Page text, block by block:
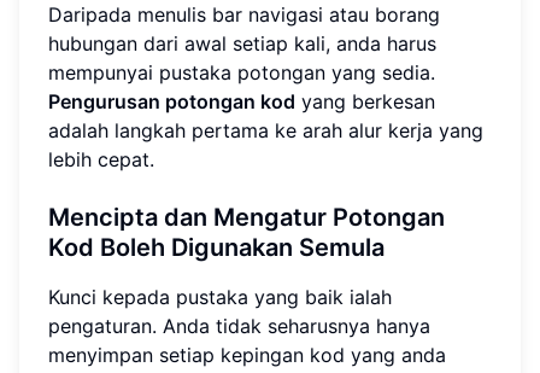
Daripada menulis bar navigasi atau borang
hubungan dari awal setiap kali, anda harus
mempunyai pustaka potongan yang sedia.
Pengurusan potongan kod yang berkesan
adalah langkah pertama ke arah alur kerja yang
lebih cepat.
Mencipta dan Mengatur Potongan
Kod Boleh Digunakan Semula
Kunci kepada pustaka yang baik ialah
pengaturan. Anda tidak seharusnya hanya
menyimpan setiap kepingan kod yang anda